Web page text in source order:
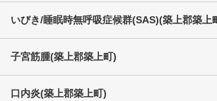
いびき/睡眠時無呼吸症候群(SAS)(築上郡築上
子宮筋腫(築上郡築上町)
口内炎(築上郡築上町)